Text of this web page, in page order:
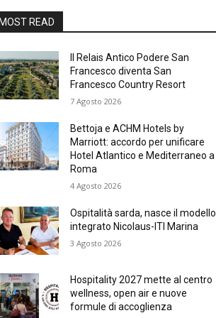
READ
Il Relais Antico Podere San
Francesco diventa San
Francesco Country Resort
7 Agosto 2026
Bettoja e ACHM Hotels by
Marriott: accordo per unificare
Hotel Atlantico e Mediterraneo a
Roma
4 Agosto 2026
Ospitalità sarda, nasce il modello
integrato Nicolaus-ITI Marina
3 Agosto 2026
Hospitality 2027 mette al centro
wellness, open air e nuove
formule di accoglienza